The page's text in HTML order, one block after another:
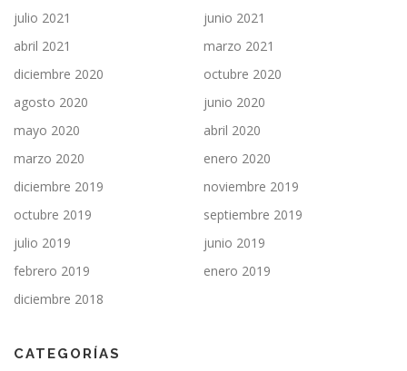
julio 2021
junio 2021
abril 2021
marzo 2021
diciembre 2020
octubre 2020
agosto 2020
junio 2020
mayo 2020
abril 2020
marzo 2020
enero 2020
diciembre 2019
noviembre 2019
octubre 2019
septiembre 2019
julio 2019
junio 2019
febrero 2019
enero 2019
diciembre 2018
CATEGORÍAS